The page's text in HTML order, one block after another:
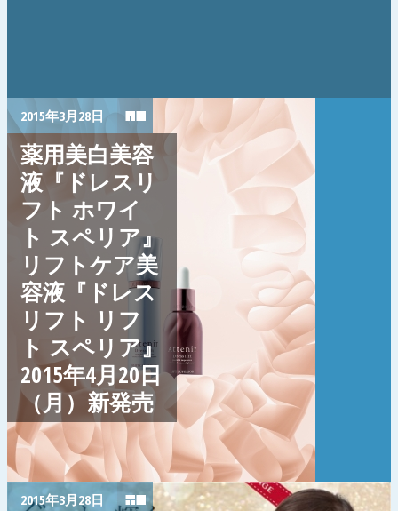
2015年3月28日
薬用美白美容
液『ドレスリ
フト ホワイ
ト スペリア』
リフトケア美
容液『ドレス
リフト リフ
ト スペリア』
2015年4月20日
（月）新発売
2015年3月28日